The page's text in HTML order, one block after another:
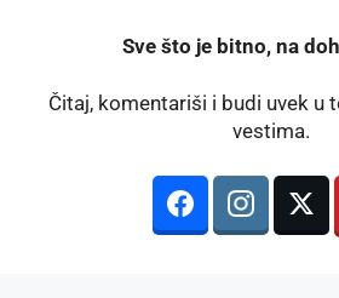
️Sve što je bitno, na
Čitaj, komentariši i budi uvek u
vestima.